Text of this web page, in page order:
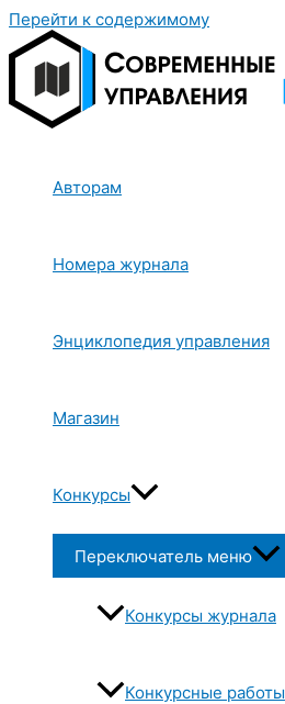
Перейти к содержимому
Авторам
Номера журнала
Энциклопедия управления
Магазин
Конкурсы
Переключатель меню
Конкурсы журнала
Конкурсные работы